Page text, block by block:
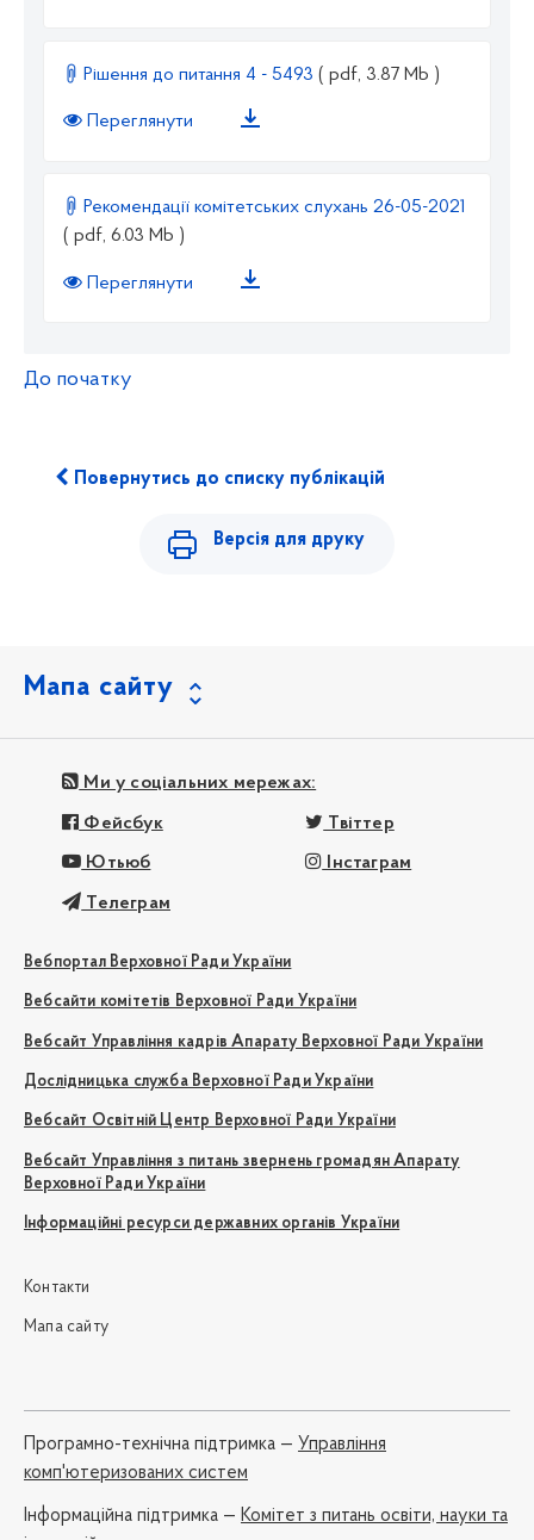
Рішення до питання 4 - 5493 ( pdf, 3.87 Mb )
Переглянути
Рекомендації комітетських слухань 26-05-2021
( pdf, 6.03 Mb )
Переглянути
До початку
Повернутись до списку публікацій
Версія для друку
Мапа сайту
Ми у соціальних мережах:
Фейсбук Твіттер
Ютьюб Інстаграм
Телеграм
Вебпортал Верховної Ради України
Вебсайти комітетів Верховної Ради України
Вебсайт Управління кадрів Апарату Верховної Ради України
Дослідницька служба Верховної Ради України
Вебсайт Освітній Центр Верховної Ради України
Вебсайт Управління з питань звернень громадян Апарату
Верховної Ради України
Інформаційні ресурси державних органів України
Контакти
Мапа сайту
Програмно-технічна підтримка — Управління
комп'ютеризованих систем
Iнформаційна підтримка — Комітет з питань освіти, науки та